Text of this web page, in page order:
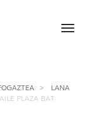
LANA
PLAZA BAT